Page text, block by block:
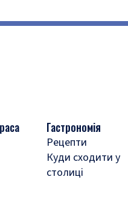
Гастрономія
Рецепти
Куди сходити у
столиці